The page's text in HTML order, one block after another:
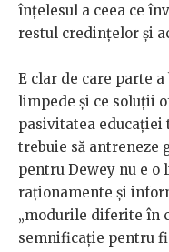
înțelesul a ceea ce
restul credințelor și
E clar de care parte
limpede și ce soluții
pasivitatea educației
trebuie să antreneze
pentru Dewey nu e o
raționamente și
„modurile diferite în
semnificație pentru